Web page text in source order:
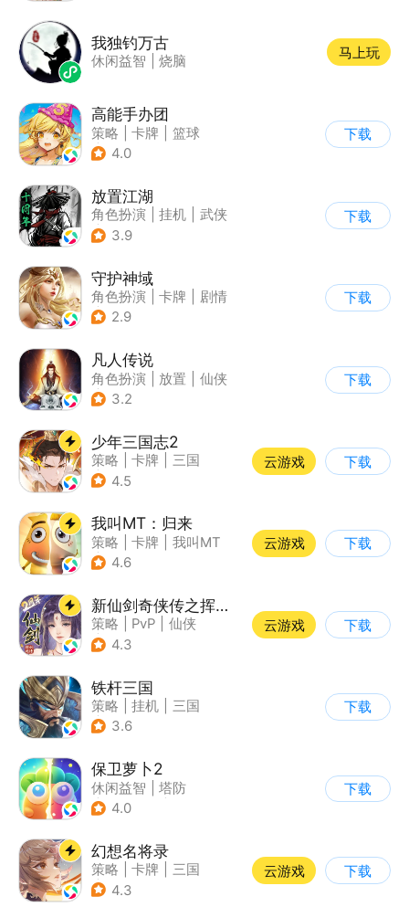
我独钓万古
休闲益智 烧脑
马上玩
高能手办团
策略 卡牌
篮球
| 美少女
4.0
下载
放置江湖
角色扮演 挂机
武侠
| 文字游戏
3.9
下载
守护神域
角色扮演 卡牌
剧情
| 欧美风
2.9
下载
凡人传说
角色扮演 放置
仙侠
| 文字游戏
3.2
下载
少年三国志2
策略 卡牌
三国
| 少年三国志
4.5
云游戏 下载
我叫MT：归来
策略 卡牌
我叫MT
| 卡通
4.6
云游戏 下载
新仙剑奇侠传之挥剑问情
策略 PvP
仙侠
| 仙剑
4.3
云游戏 下载
铁杆三国
策略 挂机
三国
| 中国风
3.6
下载
保卫萝卜2
休闲益智
塔防
| 保卫萝卜
4.0
下载
幻想名将录
策略 卡牌
三国
| 中国风
4.3
云游戏 下载